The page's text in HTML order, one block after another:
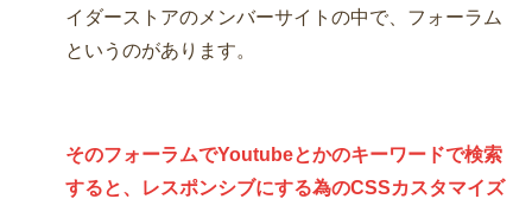
イダーストアのメンバーサイトの中で、フォーラム
というのがあります。
そのフォーラムでYoutubeとかのキーワードで検索
すると、レスポンシブにする為のCSSカスタマイズ